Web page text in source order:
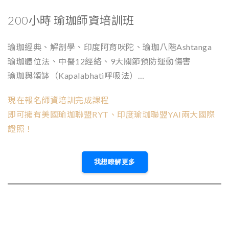
200小時 瑜珈師資培訓班
瑜珈經典、解剖學、印度阿育吠陀、瑜珈八階Ashtanga
瑜珈體位法、中醫12經絡、9大關節預防運動傷害
瑜珈與頌缽（Kapalabhati呼吸法）…
現在報名師資培訓完成課程
即可擁有美國瑜珈聯盟RYT、印度瑜珈聯盟YAI兩大國際
證照！
我想瞭解更多